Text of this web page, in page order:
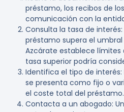
préstamo, los recibos de
comunicación con la
Consulta la tasa de interés
préstamo supera el umbral
Azcárate establece límites
tasa superior podría
Identifica el tipo de interés
se presenta como fijo o
el coste total del préstamo.
Contacta a un abogado: